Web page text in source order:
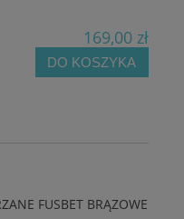
169,00 zł
DO KOSZYKA
FUSBET BRĄZOWE